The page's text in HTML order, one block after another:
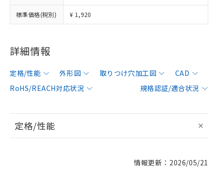
標準価格(税別) ¥ 1,920
詳細情報
定格/性能 外形図 取りつけ穴加工図
CAD
RoHS/REACH対応状況
規格認証/適合状況
定格/性能
情報更新：2026/05/21